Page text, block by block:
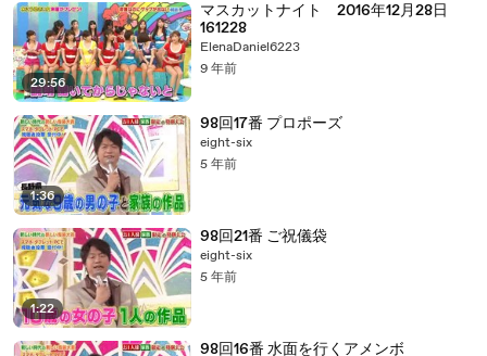
29:56
マスカットナイト 2016年12月28日
161228
ElenaDaniel6223
9 年前
1:36
98回17番 プロポーズ
eight-six
5 年前
1:22
98回21番 ご祝儀袋
eight-six
5 年前
98回16番 水面を行くアメンボ